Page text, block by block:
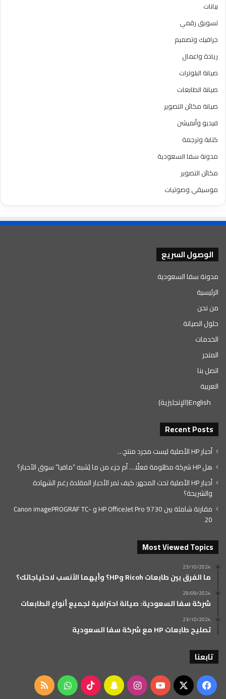
بيانات
تسويق رقمي
جرافيك وتصميم
ريادة واعمال
صيانة البلوترات
صيانة الطابعات
صيانة مكائن التصوير
فيديو وأنميشن
كتابة وترجمة
مدونة سفا السعودية
مكائن التصوير
موسيقي وصوتيات
الوصول السريع
مدونة سفا السعودية
الرئيسية
من نحن
حلول الصيانة
الخدمات
المتجر
اتصل بنا
العربية
English
(الإنجليزية)
Recent Posts
أحبار HP الأصلية ليست مجرد منتج…
هل HP شركة مظلومة فعلًا… أم جزء من ما يُشبه “مافيا” سوق الأحبار؟
أحبار HP الأصلية تحت المجهر: كيف تمر الأحبار المقلدة رغم الشهادة
والشريحة؟
مقارنة شاملة بين HP OfficeJet Pro 9730 و Canon imagePROGRAF TC-
20
Most Viewed Topics
23/10/2024
ما الفرق بين طابعات Ricoh وHP؟ وأيهما الأنسب لاحتياجاتك؟
29/09/2024
شركة سفا السعودية: صيانة احترافية لجميع أنواع الطابعات
23/10/2024
تصليح طابعات HP مع شركة سفا السعودية
تابعنا
فيسبوك
‫X
‫YouTubeانستقرامسناب ‫TikTok واتساب ملخص